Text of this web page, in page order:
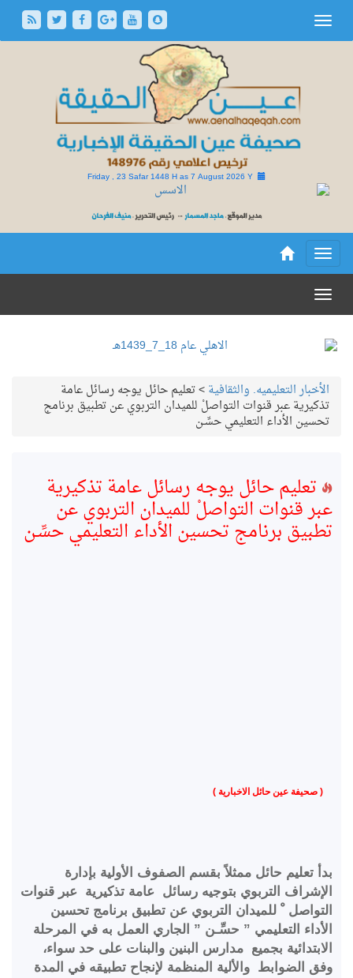
Friday , 23 Safar 1448 H as7 August 2026 Y
الأخبار التعليميه. والثقافية>تعليم حائل يوجه رسائل عامة
تذكيرية عبر قنوات التواصلْ للميدان التربوي عن تطبيق برنامج
تحسين الأداء التعليمي حسِّـن
تعليم حائل يوجه رسائل عامة تذكيرية
عبر قنوات التواصلْ للميدان التربوي عن
تطبيق برنامج تحسين الأداء التعليمي حسِّـن
( صحيفة عين حائل الاخبارية )
بدأ تعليم حائل ممثلاً بقسم الصفوف الأولية بإدارة
الإشراف التربوي بتوجيه رسائل عامة تذكيرية عبر قنوات
التواصل ْ للميدان التربوي عن تطبيق برنامج تحسين
الأداء التعليمي ” حسِّـن ” الجاري العمل به في المرحلة
الابتدائية بجميع مدارس البنين والبنات على حد سواء،
وفق الضوابط والألية المنظمة لإنجاح تطبيقه في المدة